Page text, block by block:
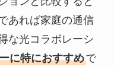
あれば家庭の通信
な光コラボレーシ
に特におすすめで